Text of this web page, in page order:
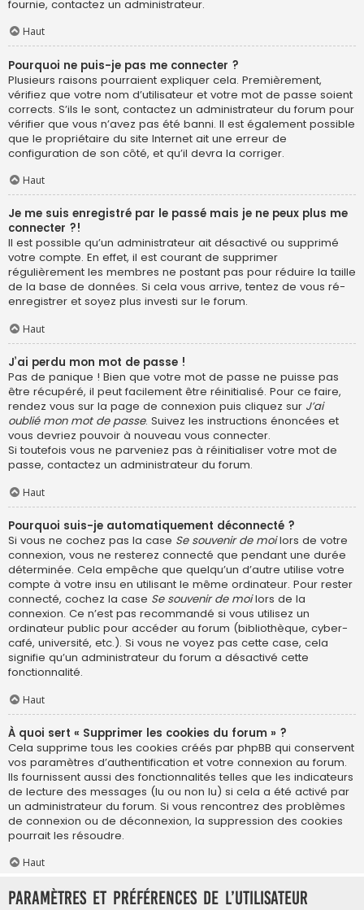
fournie, contactez un administrateur.
Haut
Pourquoi ne puis-je pas me connecter ?
Plusieurs raisons pourraient expliquer cela. Premièrement,
vérifiez que votre nom d’utilisateur et votre mot de passe soient
corrects. S’ils le sont, contactez un administrateur du forum pour
vérifier que vous n’avez pas été banni. Il est également possible
que le propriétaire du site Internet ait une erreur de
configuration de son côté, et qu’il devra la corriger.
Haut
Je me suis enregistré par le passé mais je ne peux plus me
connecter ?!
Il est possible qu’un administrateur ait désactivé ou supprimé
votre compte. En effet, il est courant de supprimer
régulièrement les membres ne postant pas pour réduire la taille
de la base de données. Si cela vous arrive, tentez de vous ré-
enregistrer et soyez plus investi sur le forum.
Haut
J’ai perdu mon mot de passe !
Pas de panique ! Bien que votre mot de passe ne puisse pas
être récupéré, il peut facilement être réinitialisé. Pour ce faire,
rendez vous sur la page de connexion puis cliquez sur J’ai
oublié mon mot de passe. Suivez les instructions énoncées et
vous devriez pouvoir à nouveau vous connecter.
Si toutefois vous ne parveniez pas à réinitialiser votre mot de
passe, contactez un administrateur du forum.
Haut
Pourquoi suis-je automatiquement déconnecté ?
Si vous ne cochez pas la case Se souvenir de moilors de votre
connexion, vous ne resterez connecté que pendant une durée
déterminée. Cela empêche que quelqu’un d’autre utilise votre
compte à votre insu en utilisant le même ordinateur. Pour rester
connecté, cochez la case Se souvenir de moilors de la
connexion. Ce n’est pas recommandé si vous utilisez un
ordinateur public pour accéder au forum (bibliothèque, cyber-
café, université, etc.). Si vous ne voyez pas cette case, cela
signifie qu’un administrateur du forum a désactivé cette
fonctionnalité.
Haut
À quoi sert « Supprimer les cookies du forum » ?
Cela supprime tous les cookies créés par phpBB qui conservent
vos paramètres d’authentification et votre connexion au forum.
Ils fournissent aussi des fonctionnalités telles que les indicateurs
de lecture des messages (lu ou non lu) si cela a été activé par
un administrateur du forum. Si vous rencontrez des problèmes
de connexion ou de déconnexion, la suppression des cookies
pourrait les résoudre.
Haut
Paramètres et préférences de l’utilisateur